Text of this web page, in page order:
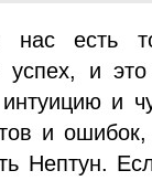
есть
успех, и
и
и
Нептун.